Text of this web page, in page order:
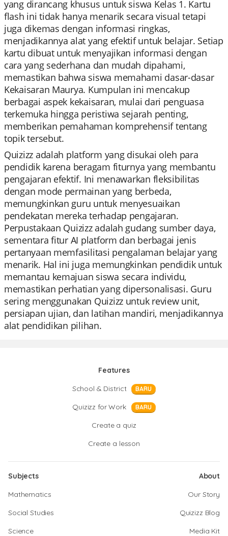
yang dirancang khusus untuk siswa Kelas 1. Kartu
flash ini tidak hanya menarik secara visual tetapi
juga dikemas dengan informasi ringkas,
menjadikannya alat yang efektif untuk belajar. Setiap
kartu dibuat untuk menyajikan informasi dengan
cara yang sederhana dan mudah dipahami,
memastikan bahwa siswa memahami dasar-dasar
Kekaisaran Maurya. Kumpulan ini mencakup
berbagai aspek kekaisaran, mulai dari penguasa
terkemuka hingga peristiwa sejarah penting,
memberikan pemahaman komprehensif tentang
topik tersebut.
Quizizz adalah platform yang disukai oleh para
pendidik karena beragam fiturnya yang membantu
pengajaran efektif. Ini menawarkan fleksibilitas
dengan mode permainan yang berbeda,
memungkinkan guru untuk menyesuaikan
pendekatan mereka terhadap pengajaran.
Perpustakaan Quizizz adalah gudang sumber daya,
sementara fitur AI platform dan berbagai jenis
pertanyaan memfasilitasi pengalaman belajar yang
menarik. Hal ini juga memungkinkan pendidik untuk
memantau kemajuan siswa secara individu,
memastikan perhatian yang dipersonalisasi. Guru
sering menggunakan Quizizz untuk review unit,
persiapan ujian, dan latihan mandiri, menjadikannya
alat pendidikan pilihan.
Features
School & District
BARU
Quizizz for Work BARU
Create a quiz
Create a lesson
Subjects
Mathematics
Social Studies
Science
About
Our Story
Quizizz Blog
Media Kit